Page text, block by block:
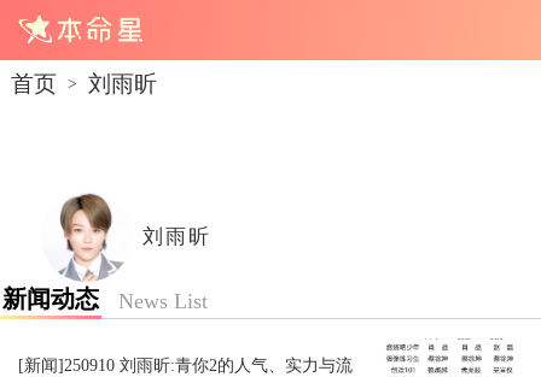
首页 > 刘雨昕
刘雨昕
新闻动态 News List
[新闻]250910 刘雨昕:青你2的人气、实力与流